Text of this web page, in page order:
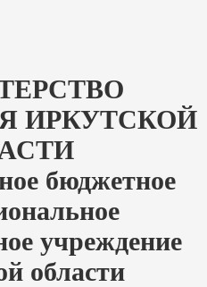
ИРКУТСКОЙ
бюджетное
учреждение
области